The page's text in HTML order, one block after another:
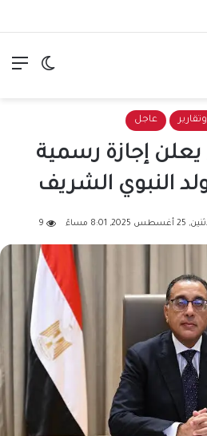
الوضع
عاجل
يعلن إجازة رسمية
النبوي الشريف
8:01 مساءً 9